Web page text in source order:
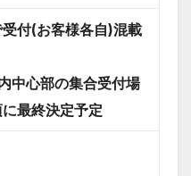
付(お客様各自)混載
中心部の集合受付場
最終決定予定